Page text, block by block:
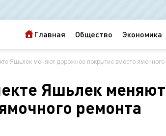
Главная Общество Экономика
Яшьлек меняют дорожное покрытие вместо ямочного
Яшьлек
ремонта